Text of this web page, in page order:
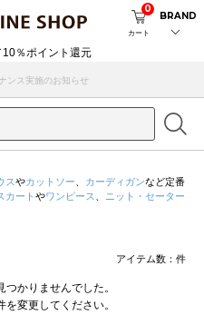
カート
0
BRAND
ンス実施のお知らせ
スやカットソー カーディガンなど定番
カート やワンピース
ニット・セーター
アイテム数： 件
かりませんでした。
変更してください。